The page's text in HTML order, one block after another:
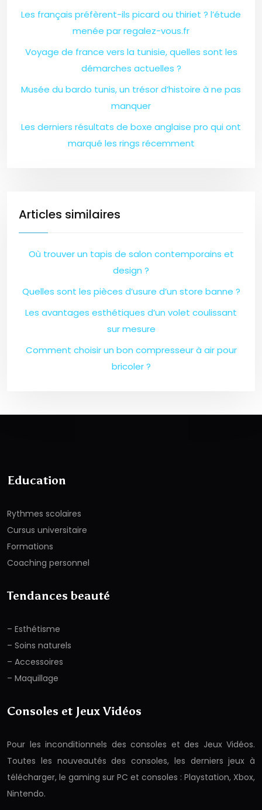
Les français préfèrent-ils picard ou thiriet ? l’étude
menée par regalez-vous.fr
Voyage de france vers la tunisie, quelles sont les
démarches actuelles ?
Musée du bardo tunis, un trésor d’histoire à ne pas
manquer
Les derniers résultats de boxe anglaise pro qui ont
marqué les rings récemment
Articles similaires
Où trouver un tapis de salon contemporains et
design ?
Quelles sont les pièces d’usure d’un store banne ?
Les avantages esthétiques d’un volet coulissant
sur mesure
Comment choisir un bon compresseur à air pour
bricoler ?
Education
Rythmes scolaires
Cursus universitaire
Formations
Coaching personnel
Tendances beauté
– Esthétisme
– Soins naturels
– Accessoires
– Maquillage
Consoles et Jeux Vidéos
Pour les inconditionnels des consoles et des Jeux Vidéos.
Toutes les nouveautés des consoles, les derniers jeux à
télécharger, le gaming sur PC et consoles : Playstation, Xbox,
Nintendo.